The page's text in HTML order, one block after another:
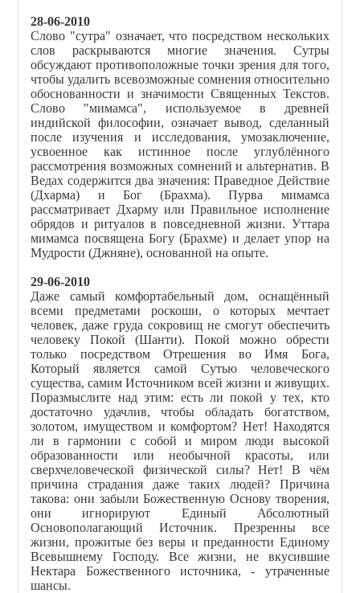
28-06-2010
Слово "сутра" означает, что посредством нескольких
слов раскрываются многие значения. Сутры
обсуждают противоположные точки зрения для того,
чтобы удалить всевозможные сомнения относительно
обоснованности и значимости Священных Текстов.
Слово "мимамса", используемое в древней
индийской философии, означает вывод, сделанный
после изучения и исследования, умозаключение,
усвоенное как истинное после углублённого
рассмотрения возможных сомнений и альтернатив. В
Ведах содержится два значения: Праведное Действие
(Дхарма) и Бог (Брахма). Пурва мимамса
рассматривает Дхарму или Правильное исполнение
обрядов и ритуалов в повседневной жизни. Уттара
мимамса посвящена Богу (Брахме) и делает упор на
Мудрости (Джняне), основанной на опыте.
29-06-2010
Даже самый комфортабельный дом, оснащённый
всеми предметами роскоши, о которых мечтает
человек, даже груда сокровищ не смогут обеспечить
человеку Покой (Шанти). Покой можно обрести
только посредством Отрешения во Имя Бога,
Который является самой Сутью человеческого
существа, самим Источником всей жизни и живущих.
Поразмыслите над этим: есть ли покой у тех, кто
достаточно удачлив, чтобы обладать богатством,
золотом, имуществом и комфортом? Нет! Находятся
ли в гармонии с собой и миром люди высокой
образованности или необычной красоты, или
сверхчеловеческой физической силы? Нет! В чём
причина страдания даже таких людей? Причина
такова: они забыли Божественную Основу творения,
они игнорируют Единый Абсолютный
Основополагающий Источник. Презренны все
жизни, прожитые без веры и преданности Единому
Всевышнему Господу. Все жизни, не вкусившие
Нектара Божественного источника, - утраченные
шансы.